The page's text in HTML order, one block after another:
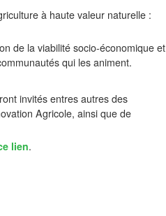
à haute valeur naturelle :
de la viabilité socio-économique et
qui les animent.
invités entres autres des
Agricole, ainsi que de
lien.